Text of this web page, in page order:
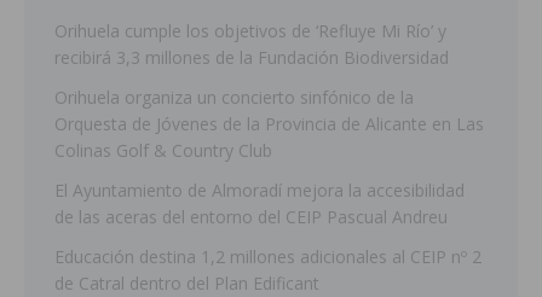
Orihuela cumple los objetivos de ‘Refluye Mi Río’ y
recibirá 3,3 millones de la Fundación Biodiversidad
Orihuela organiza un concierto sinfónico de la
Orquesta de Jóvenes de la Provincia de Alicante en Las
Colinas Golf & Country Club
El Ayuntamiento de Almoradí mejora la accesibilidad
de las aceras del entorno del CEIP Pascual Andreu
Educación destina 1,2 millones adicionales al CEIP nº 2
de Catral dentro del Plan Edificant